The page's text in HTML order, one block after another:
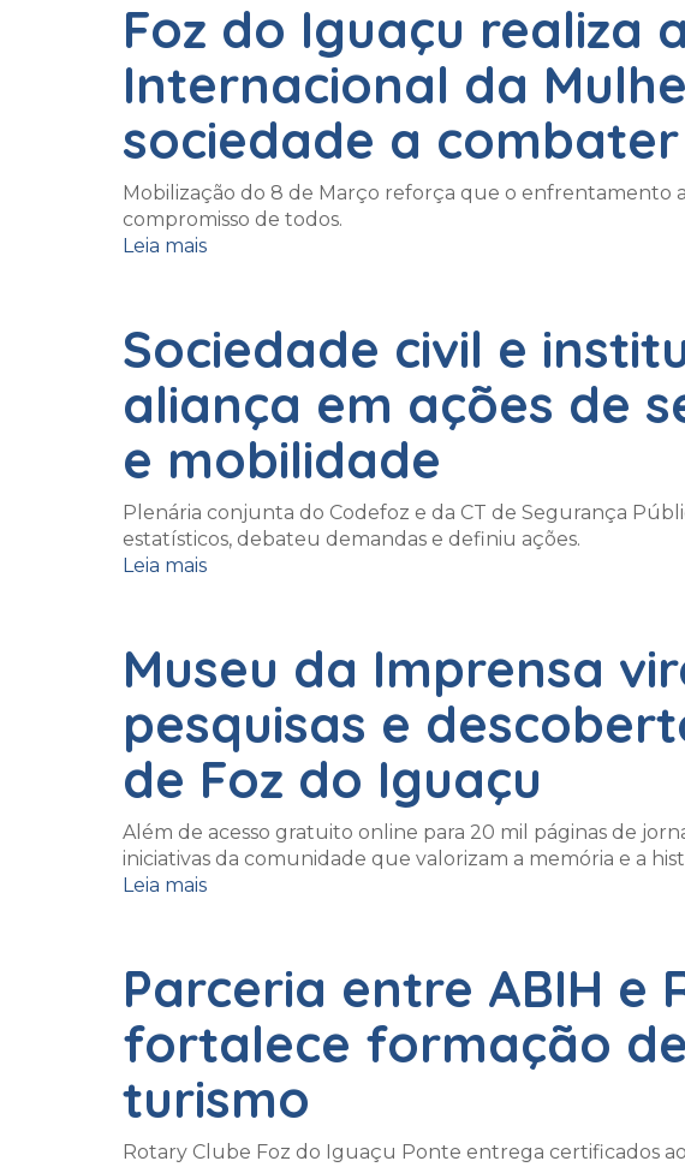
Foz do Iguaçu realiza
Internacional da
sociedade a
Mobilização do 8 de Março reforça que o enfrentamento
compromisso de todos.
Leia mais
Sociedade civil e
aliança em ações de
e mobilidade
Plenária conjunta do Codefoz e da CT de Segurança
estatísticos, debateu demandas e definiu ações.
Leia mais
Museu da Imprensa
pesquisas e
de Foz do Iguaçu
Além de acesso gratuito online para 20 mil páginas de
iniciativas da comunidade que valorizam a memória e a
Leia mais
Parceria entre ABIH e
fortalece formação
turismo
Rotary Clube Foz do Iguaçu Ponte entrega certificados